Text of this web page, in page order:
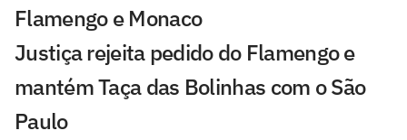
Flamengo e Monaco
Justiça rejeita pedido do Flamengo e
mantém Taça das Bolinhas com o São
Paulo